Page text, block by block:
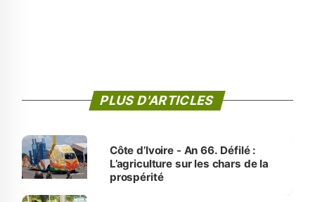
PLUS D'ARTICLES
Côte d’Ivoire - An 66. Défilé :
L’agriculture sur les chars de la
prospérité